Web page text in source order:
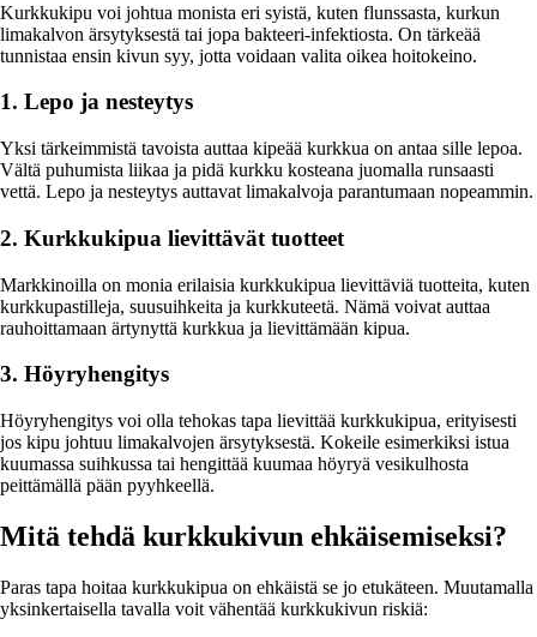
Kurkkukipu voi johtua monista eri syistä, kuten flunssasta, kurkun
limakalvon ärsytyksestä tai jopa bakteeri-infektiosta. On tärkeää
tunnistaa ensin kivun syy, jotta voidaan valita oikea hoitokeino.
1. Lepo ja nesteytys
Yksi tärkeimmistä tavoista auttaa kipeää kurkkua on antaa sille lepoa.
Vältä puhumista liikaa ja pidä kurkku kosteana juomalla runsaasti
vettä. Lepo ja nesteytys auttavat limakalvoja parantumaan nopeammin.
2. Kurkkukipua lievittävät tuotteet
Markkinoilla on monia erilaisia kurkkukipua lievittäviä tuotteita, kuten
kurkkupastilleja, suusuihkeita ja kurkkuteetä. Nämä voivat auttaa
rauhoittamaan ärtynyttä kurkkua ja lievittämään kipua.
3. Höyryhengitys
Höyryhengitys voi olla tehokas tapa lievittää kurkkukipua, erityisesti
jos kipu johtuu limakalvojen ärsytyksestä. Kokeile esimerkiksi istua
kuumassa suihkussa tai hengittää kuumaa höyryä vesikulhosta
peittämällä pään pyyhkeellä.
Mitä tehdä kurkkukivun ehkäisemiseksi?
Paras tapa hoitaa kurkkukipua on ehkäistä se jo etukäteen. Muutamalla
yksinkertaisella tavalla voit vähentää kurkkukivun riskiä: